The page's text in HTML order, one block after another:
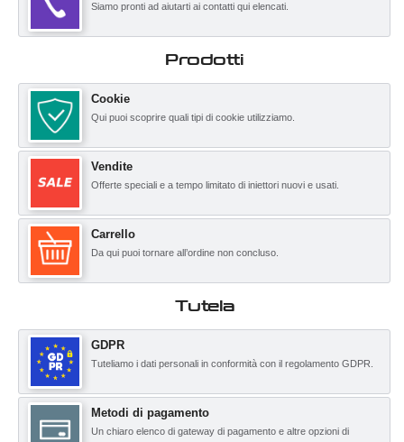
Siamo pronti ad aiutarti ai contatti qui elencati.
Prodotti
Cookie
Qui puoi scoprire quali tipi di cookie utilizziamo.
Vendite
Offerte speciali e a tempo limitato di iniettori nuovi e usati.
Carrello
Da qui puoi tornare all’ordine non concluso.
Tutela
GDPR
Tuteliamo i dati personali in conformità con il regolamento GDPR.
Metodi di pagamento
Un chiaro elenco di gateway di pagamento e altre opzioni di